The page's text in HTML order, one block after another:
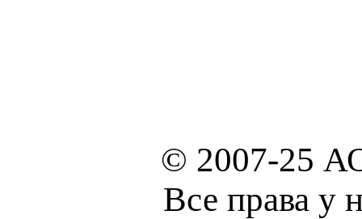
© 2007-25
Все права у